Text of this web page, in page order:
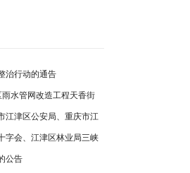
治行动的通告
水管网改造工程天香街
制通告
江津区公安局、重庆市江
电单车联合整治行动的公
字会、江津区林业局三峡
议
公告